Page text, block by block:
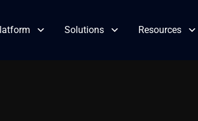
Solutions Resources